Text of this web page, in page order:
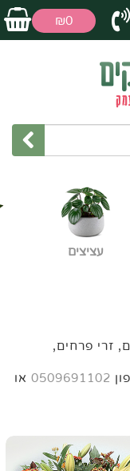
₪0
עציצים
זרי פרחים,
0509691102 או